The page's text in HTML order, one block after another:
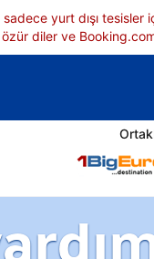
yurt dışı
özür diler ve